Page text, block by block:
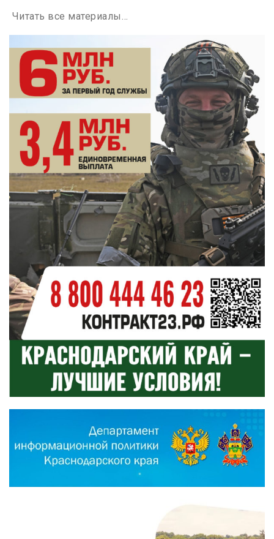
Читать все материалы…